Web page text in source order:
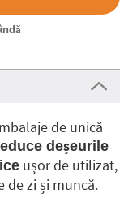
de unică
deșeurile
ușor de utilizat,
de zi și muncă.